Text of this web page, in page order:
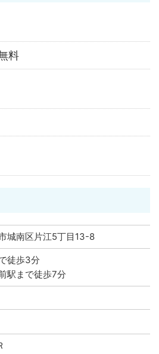
料
城南区片江5丁目13-8
徒歩3分
駅まで徒歩7分